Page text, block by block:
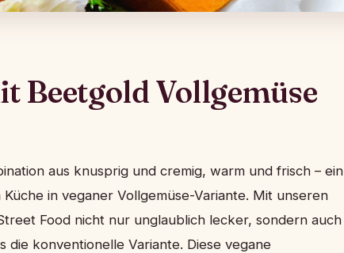
Beetgold Vollgemüse
aus knusprig und cremig, warm und frisch – ein
in veganer Vollgemüse-Variante. Mit unseren
Food nicht nur unglaublich lecker, sondern auch
konventionelle Variante. Diese vegane